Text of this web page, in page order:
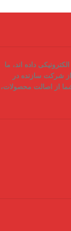
داده اند، ما
شرکت سازنده در
از
اصالت محصولات،